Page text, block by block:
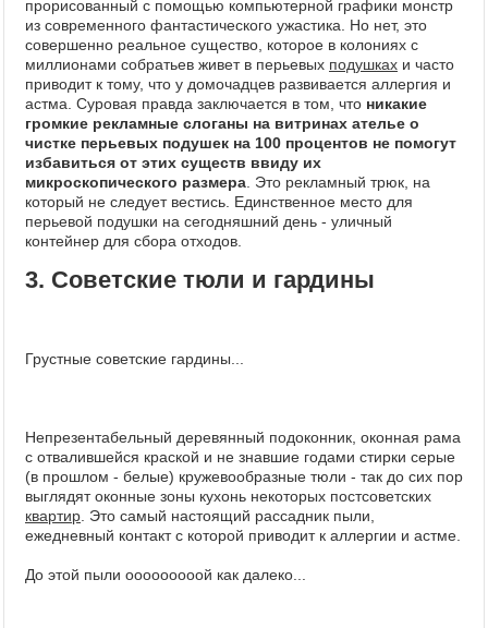
прорисованный с помощью компьютерной графики монстр
из современного фантастического ужастика. Но нет, это
совершенно реальное существо, которое в колониях с
миллионами собратьев живет в перьевых подушках и часто
приводит к тому, что у домочадцев развивается аллергия и
астма. Суровая правда заключается в том, что никакие
громкие рекламные слоганы на витринах ателье о
чистке перьевых подушек на 100 процентов не помогут
избавиться от этих существ ввиду их
микроскопического размера . Это рекламный трюк, на
который не следует вестись. Единственное место для
перьевой подушки на сегодняшний день - уличный
контейнер для сбора отходов.
3. Советские тюли и гардины
Грустные советские гардины...
Непрезентабельный деревянный подоконник, оконная рама
с отвалившейся краской и не знавшие годами стирки серые
(в прошлом - белые) кружевообразные тюли - так до сих пор
выглядят оконные зоны кухонь некоторых постсоветских
квартир . Это самый настоящий рассадник пыли,
ежедневный контакт с которой приводит к аллергии и астме.
До этой пыли ооооооооой как далеко...